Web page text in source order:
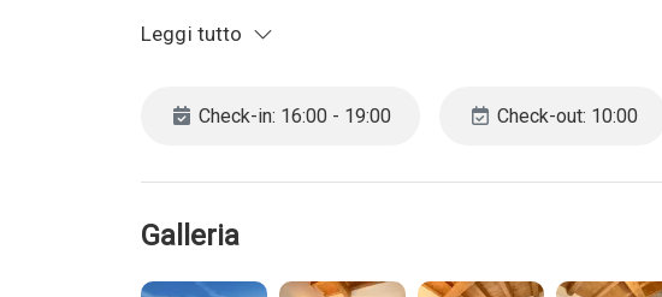
La piscina è aperta nel periodo centrale della stagione estiva
CIN IT027019B46EBQCEMP
L’agenzia si riserva il diretto di cancellare la prenotazione nel
decida di cancellare la prenotazione ne il cliente ne l’agenzia
Leggi tutto
Check-in: 16:00 - 19:00 Check-out: 10:00
Galleria